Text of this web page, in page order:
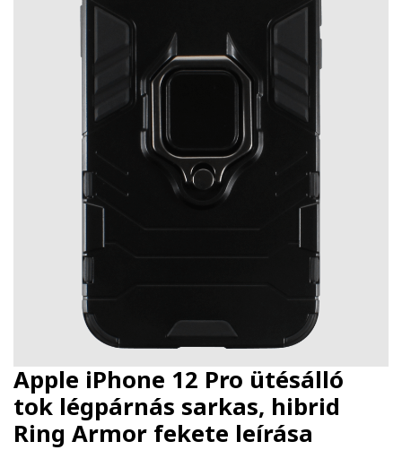
Apple iPhone 12 Pro ütésálló
tok légpárnás sarkas, hibrid
Ring Armor fekete leírása